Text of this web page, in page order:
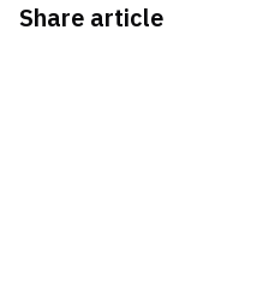
Share article